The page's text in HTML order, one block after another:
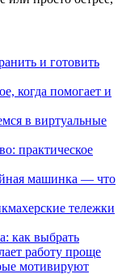
и готовить
когда помогает и
в виртуальные
практическое
машинка — что
тележки
как выбрать
работу проще
мотивируют